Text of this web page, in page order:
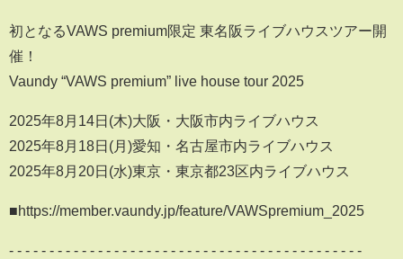
初となるVAWS premium限定 東名阪ライブハウスツアー開
催！
Vaundy “VAWS premium” live house tour 2025
2025年8月14日(木)大阪・大阪市内ライブハウス
2025年8月18日(月)愛知・名古屋市内ライブハウス
2025年8月20日(水)東京・東京都23区内ライブハウス
■https://member.vaundy.jp/feature/VAWSpremium_2025
- - - - - - - - - - - - - - - - - - - - - - - - - - - - - - - - - - - - - - - - - - - -